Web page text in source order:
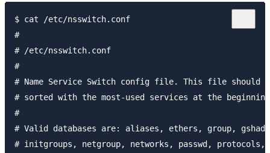
$ cat /etc/nsswitch.conf
#
# /etc/nsswitch.conf
#
# Name Service Switch config file. This file should
# sorted with the most-used services at the
#
# Valid databases are: aliases, ethers, group,
# initgroups, netgroup, networks, passwd, protocols,